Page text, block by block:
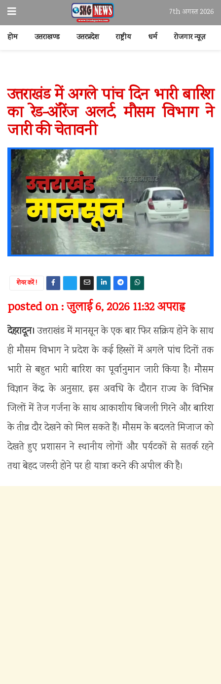
7th अगस्त 2026
होम उत्तराखण्ड उत्तरप्रदेश राष्ट्रीय धर्म रोजगार न्यूज़
उत्तराखंड में अगले पांच दिन भारी बारिश
का रेड-ऑरेंज अलर्ट, मौसम विभाग ने
जारी की चेतावनी
शेयर करें !
posted on : जुलाई 6, 2026 11:32 अपराह्न
देहरादून। उत्तराखंड में मानसून के एक बार फिर सक्रिय होने के साथ
ही मौसम विभाग ने प्रदेश के कई हिस्सों में अगले पांच दिनों तक
भारी से बहुत भारी बारिश का पूर्वानुमान जारी किया है। मौसम
विज्ञान केंद्र के अनुसार, इस अवधि के दौरान राज्य के विभिन्न
जिलों में तेज गर्जना के साथ आकाशीय बिजली गिरने और बारिश
के तीव्र दौर देखने को मिल सकते हैं। मौसम के बदलते मिजाज को
देखते हुए प्रशासन ने स्थानीय लोगों और पर्यटकों से सतर्क रहने
तथा बेहद जरूरी होने पर ही यात्रा करने की अपील की है।